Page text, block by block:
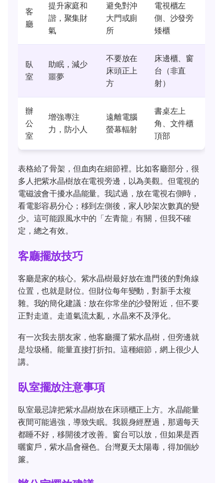
客
廳
提升家庭和
諧，聚集財
氣
避免對沖
大門或廁
所
電視櫃左
側、沙發旁
矮櫃
臥
室
助眠，減少
噩夢
不要放在
床頭正上
方
床邊櫃、窗
台（非直
射）
辦
公
室
增強專注
力，防小人
遠離電腦
螢幕輻射
書桌左上
角、文件櫃
頂部
表格給了骨架，但血肉在細節裡。比如客廳部分，很
多人把紫水晶樹放在電視旁邊，以為美觀。但電視的
電磁波會干擾水晶能量。我試過，放在電視右側時，
看電影容易分心；移到左側後，家人吵架次數真的變
少。這可能跟風水中的「左青龍」有關，但我不確
定，總之有效。
客廳擺放技巧
客廳是家的核心。紫水晶樹最好放在進門後的對角線
位置，也就是財位。但財位每年變動，對新手太複
雜。我的簡化建議：放在你常坐的沙發附近，但不要
正對走道。走道氣流太亂，水晶來不及淨化。
有一次我去朋友家，他客廳擺了紫水晶樹，但旁邊就
是垃圾桶。能量直接打折扣。這種細節，網上很少人
講。
臥室擺放注意事項
臥室最忌諱把紫水晶樹放在床頭櫃正上方。水晶能量
夜間可能過強，導致失眠。我親身經歷過，那週每天
都睡不好，移開後才改善。窗台可以放，但如果是西
曬窗戶，紫水晶會褪色。台灣夏天太陽毒，得加個紗
簾。